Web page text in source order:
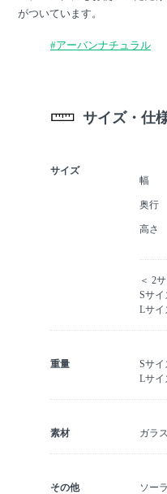
がついています。
#アーバンナチュラル
サイズ・仕
サイズ
幅
奥行
高さ
＜ 2
Sサイ
Lサイ
重量
Sサイ
Lサイ
素材 ガラ
その他
ソー